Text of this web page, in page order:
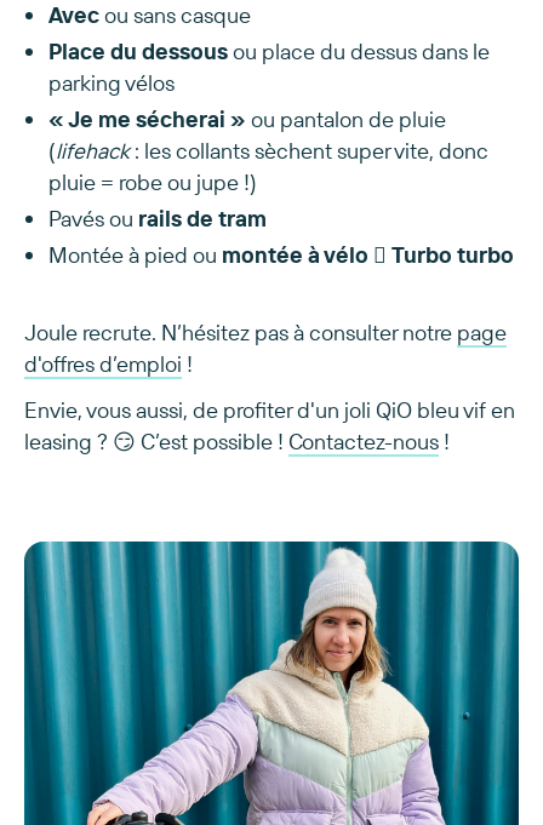
Avecou sans casque
Place du dessousou place du dessus dans le
parking vélos
« Je me sécherai » ou pantalon de pluie
(lifehack: les collants sèchent super vite, donc
pluie = robe ou jupe !)
Pavés ou rails de tram
Montée à pied ou montée à vélo  Turbo turbo
Joule recrute. N’hésitez pas à consulter notre page
d'offres d’emploi !
Envie, vous aussi, de profiter d'un joli QiO bleu vif en
leasing ? 😏 C’est possible ! Contactez-nous !